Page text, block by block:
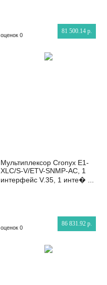
81 500.14 р.
оценок 0
Мультиплексор Cronyx E1-
XLC/S-V/ETV-SNMP-AC, 1
интерфейс V.35, 1 инте� ...
86 831.92 р.
оценок 0